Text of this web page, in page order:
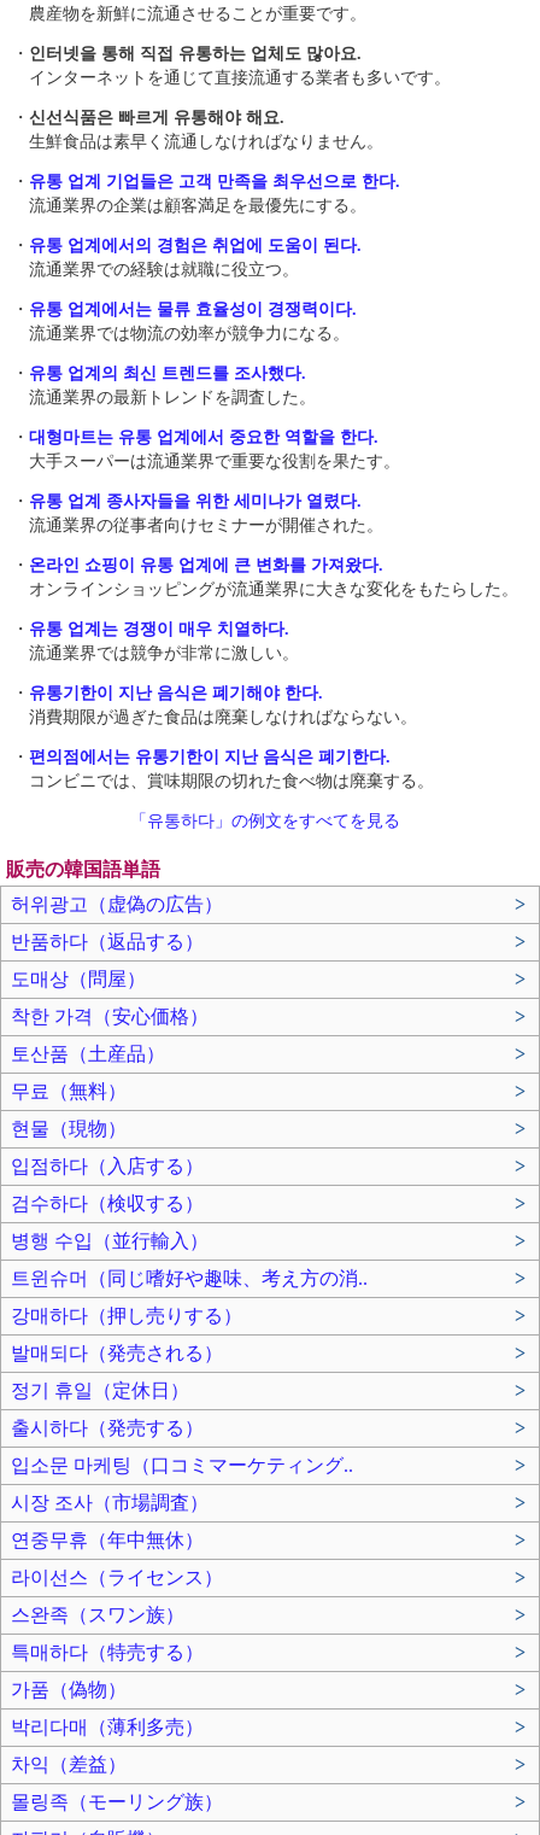
農産物を新鮮に流通させることが重要です。
・ 인터넷을 통해 직접 유통하는 업체도 많아요.
インターネットを通じて直接流通する業者も多いです。
・ 신선식품은 빠르게 유통해야 해요.
生鮮食品は素早く流通しなければなりません。
・ 유통 업계 기업들은 고객 만족을 최우선으로 한다.
流通業界の企業は顧客満足を最優先にする。
・ 유통 업계에서의 경험은 취업에 도움이 된다.
流通業界での経験は就職に役立つ。
・ 유통 업계에서는 물류 효율성이 경쟁력이다.
流通業界では物流の効率が競争力になる。
・ 유통 업계의 최신 트렌드를 조사했다.
流通業界の最新トレンドを調査した。
・ 대형마트는 유통 업계에서 중요한 역할을 한다.
大手スーパーは流通業界で重要な役割を果たす。
・ 유통 업계 종사자들을 위한 세미나가 열렸다.
流通業界の従事者向けセミナーが開催された。
・ 온라인 쇼핑이 유통 업계에 큰 변화를 가져왔다.
オンラインショッピングが流通業界に大きな変化をもたらした。
・ 유통 업계는 경쟁이 매우 치열하다.
流通業界では競争が非常に激しい。
・ 유통기한이 지난 음식은 폐기해야 한다.
消費期限が過ぎた食品は廃棄しなければならない。
・ 편의점에서는 유통기한이 지난 음식은 폐기한다.
コンビニでは、賞味期限の切れた食べ物は廃棄する。
「유통하다」の例文をすべてを見る
販売の韓国語単語
허위광고（虚偽の広告）
>
반품하다（返品する）
>
도매상（問屋）
>
착한 가격（安心価格）
>
토산품（土産品）
>
무료（無料）
>
현물（現物）
>
입점하다（入店する）
>
검수하다（検収する）
>
병행 수입（並行輸入）
>
트윈슈머（同じ嗜好や趣味、考え方の消..
>
강매하다（押し売りする）
>
발매되다（発売される）
>
정기 휴일（定休日）
>
출시하다（発売する）
>
입소문 마케팅（口コミマーケティング..
>
시장 조사（市場調査）
>
연중무휴（年中無休）
>
라이선스（ライセンス）
>
스완족（スワン族）
>
특매하다（特売する）
>
가품（偽物）
>
박리다매（薄利多売）
>
차익（差益）
>
몰링족（モーリング族）
>